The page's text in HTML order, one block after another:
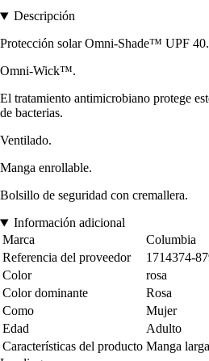
Descripción
Protección solar Omni-Shade™ UPF 40.
Omni-Wick™.
El tratamiento antimicrobiano protege
de bacterias.
Ventilado.
Manga enrollable.
Bolsillo de seguridad con cremallera.
Información adicional
Marca
Columbia
Referencia del proveedor
1714374-
Color
rosa
Color dominante
Rosa
Como
Mujer
Edad
Adulto
Características del producto Manga larga